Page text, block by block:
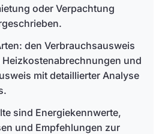
oder Verpachtung
den Verbrauchsausweis
und
mit detaillierter Analyse
sind Energiekennwerte,
und Empfehlungen zur